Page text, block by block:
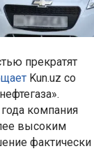
прекратят
Kun.uz со
компания
высоким
фактически